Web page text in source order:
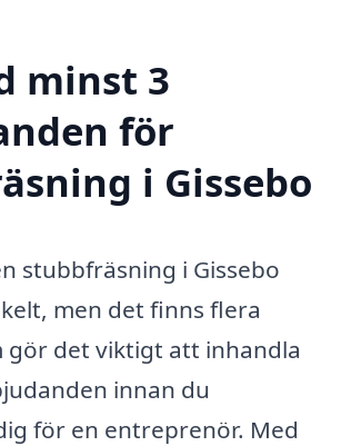
minst 3
för
i Gissebo
stubbfräsning i Gissebo
men det finns flera
gör det viktigt att inhandla
innan du
för en entreprenör. Med